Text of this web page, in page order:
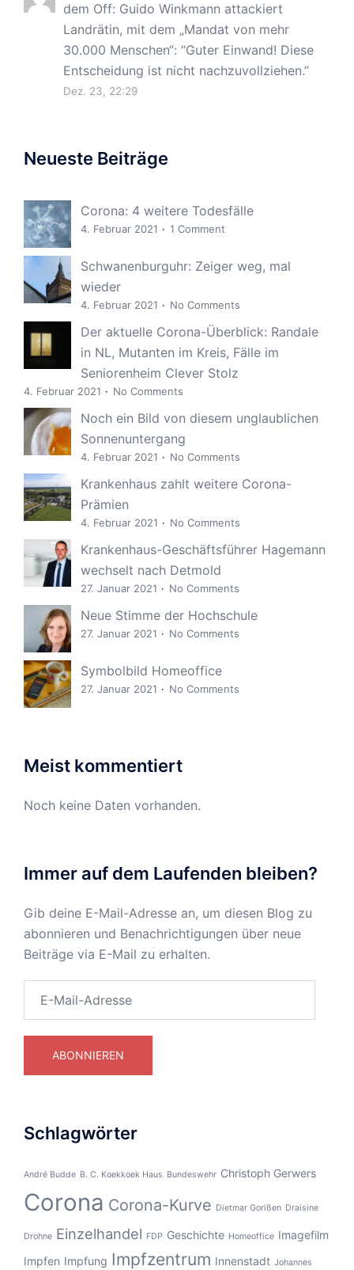
dem Off: Guido Winkmann attackiert
Landrätin, mit dem „Mandat von mehr
30.000 Menschen“: “Guter Einwand! Diese
Entscheidung ist nicht nachzuvollziehen.”
Dez. 23, 22:29
Neueste Beiträge
Corona: 4 weitere Todesfälle
4. Februar 2021 1 Comment
Schwanenburguhr: Zeiger weg, mal
wieder
4. Februar 2021 No Comments
Der aktuelle Corona-Überblick: Randale
in NL, Mutanten im Kreis, Fälle im
Seniorenheim Clever Stolz
4. Februar 2021 No Comments
Noch ein Bild von diesem unglaublichen
Sonnenuntergang
4. Februar 2021 No Comments
Krankenhaus zahlt weitere Corona-
Prämien
4. Februar 2021 No Comments
Krankenhaus-Geschäftsführer Hagemann
wechselt nach Detmold
27. Januar 2021 No Comments
Neue Stimme der Hochschule
27. Januar 2021 No Comments
Symbolbild Homeoffice
27. Januar 2021 No Comments
Meist kommentiert
Noch keine Daten vorhanden.
Immer auf dem Laufenden bleiben?
Gib deine E-Mail-Adresse an, um diesen Blog zu
abonnieren und Benachrichtigungen über neue
Beiträge via E-Mail zu erhalten.
ABONNIEREN
Schlagwörter
André Budde B. C. Koekkoek Haus Bundeswehr Christoph Gerwers
Corona Corona-Kurve Dietmar Gorißen Draisine
Drohne Einzelhandel FDP Geschichte Homeoffice Imagefilm
Impfen Impfung Impfzentrum Innenstadt Johannes